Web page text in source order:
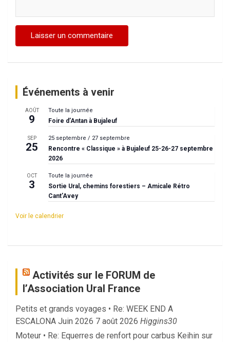
Événements à venir
AOÛT
9
Toute la journée
Foire d’Antan à Bujaleuf
SEP
25
25 septembre / 27 septembre
Rencontre « Classique » à Bujaleuf 25-26-27 septembre
2026
OCT
3
Toute la journée
Sortie Ural, chemins forestiers – Amicale Rétro
Cant’Avey
Voir le calendrier
Activités sur le FORUM de
l’Association Ural France
Petits et grands voyages • Re: WEEK END A
ESCALONA Juin 2026 7 août 2026 Higgins30
Moteur • Re: Equerres de renfort pour carbus Keihin sur